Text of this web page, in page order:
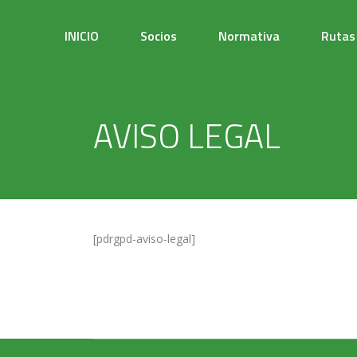
INICIO Socios Normativa Rutas
AVISO LEGAL
[pdrgpd-aviso-legal]